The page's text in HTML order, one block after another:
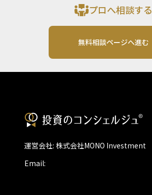
プロへ相談する
無料相談ページへ進む
運営会社: 株式会社MONO Investment
Email: